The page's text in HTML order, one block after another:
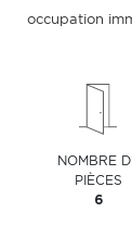
occupation
NOMBRE
PIÈCES
6